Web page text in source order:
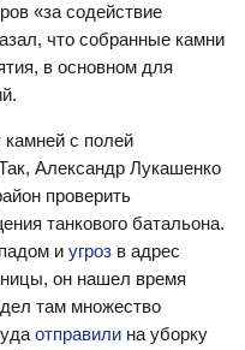
«за содействие
что собранные камни
в основном для
с полей
Александр Лукашенко
проверить
танкового батальона.
и угроз в адрес
он нашел время
там множество
отправили на уборку